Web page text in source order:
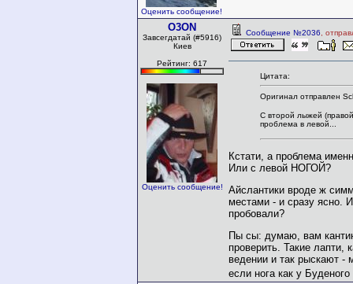
Оценить сообщение!
O3ON
Завсегдатай (#5916)
Киев
Рейтинг: 617
Оценить сообщение!
Сообщение №2036 ,
Цитата:
Оригинал отправлен
С второй лыжей
проблема в левой...
Кстати, а проблема
Или с левой НОГОЙ?
Айслантики вроде ж
местами - и сразу ясно.
пробовали?
Пы сы: думаю, вам
проверить. Такие лапти,
ведении и так рыскают -
если нога как у